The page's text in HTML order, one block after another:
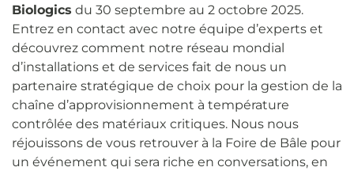
Biologics du 30 septembre au 2 octobre 2025.
Entrez en contact avec notre équipe d’experts et
découvrez comment notre réseau mondial
d’installations et de services fait de nous un
partenaire stratégique de choix pour la gestion de la
chaîne d’approvisionnement à température
contrôlée des matériaux critiques. Nous nous
réjouissons de vous retrouver à la Foire de Bâle pour
un événement qui sera riche en conversations, en